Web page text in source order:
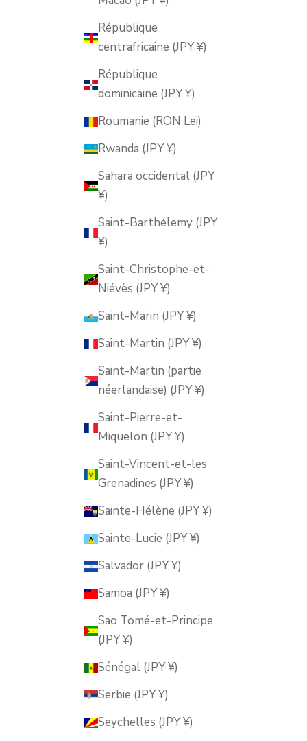
République
centrafricaine (JPY ¥)
République
dominicaine (JPY ¥)
Roumanie (RON Lei)
Rwanda (JPY ¥)
Sahara occidental (JPY
¥)
Saint-Barthélemy (JPY
¥)
Saint-Christophe-et-
Niévès (JPY ¥)
Saint-Marin (JPY ¥)
Saint-Martin (JPY ¥)
Saint-Martin (partie
néerlandaise) (JPY ¥)
Saint-Pierre-et-
Miquelon (JPY ¥)
Saint-Vincent-et-les
Grenadines (JPY ¥)
Sainte-Hélène (JPY ¥)
Sainte-Lucie (JPY ¥)
Salvador (JPY ¥)
Samoa (JPY ¥)
Sao Tomé-et-Principe
(JPY ¥)
Sénégal (JPY ¥)
Serbie (JPY ¥)
Seychelles (JPY ¥)